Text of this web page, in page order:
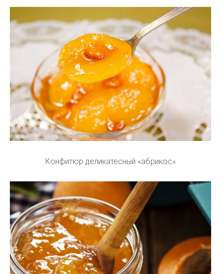
Конфитюр деликатесный «абрикос»